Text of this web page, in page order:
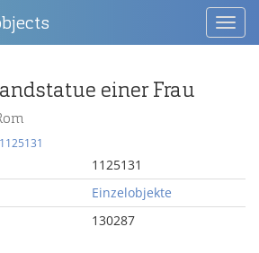
einer Frau
1125131
Einzelobjekte
130287